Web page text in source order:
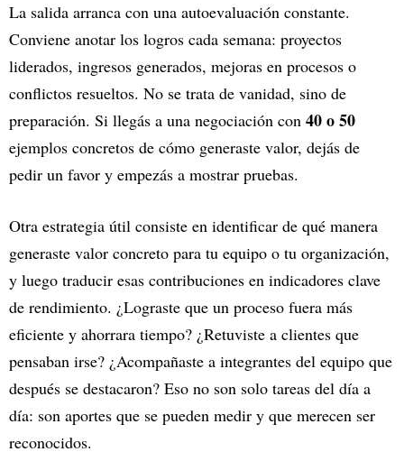
La salida arranca con una autoevaluación constante.
Conviene anotar los logros cada semana: proyectos
liderados, ingresos generados, mejoras en procesos o
conflictos resueltos. No se trata de vanidad, sino de
preparación. Si llegás a una negociación con 40 o 50
ejemplos concretos de cómo generaste valor, dejás de
pedir un favor y empezás a mostrar pruebas.
Otra estrategia útil consiste en identificar de qué manera
generaste valor concreto para tu equipo o tu organización,
y luego traducir esas contribuciones en indicadores clave
de rendimiento. ¿Lograste que un proceso fuera más
eficiente y ahorrara tiempo? ¿Retuviste a clientes que
pensaban irse? ¿Acompañaste a integrantes del equipo que
después se destacaron? Eso no son solo tareas del día a
día: son aportes que se pueden medir y que merecen ser
reconocidos.